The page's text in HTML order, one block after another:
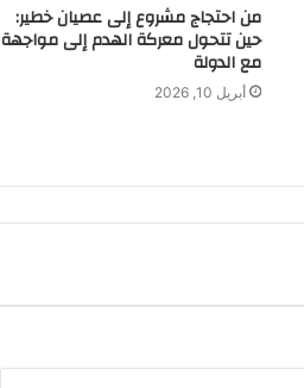
من احتجاج مشروع إلى عصيان خطير:
حين تتحول معركة الهدم إلى مواجهة
مع الدولة
أبريل 10, 2026